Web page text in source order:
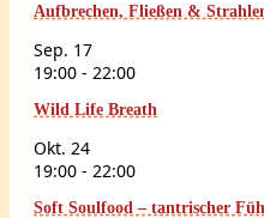
Aufbrechen, Fließen &
Sep. 17
19:00 - 22:00
Wild Life Breath
Okt. 24
19:00 - 22:00
Soft Soulfood – tantrischer